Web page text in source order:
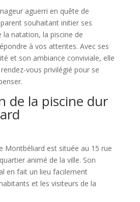
aguerri en quête de
souhaitant initier ses
la natation, la piscine de
à vos attentes. Avec ses
et son ambiance conviviale, elle
vous privilégié pour se
de la piscine dur
Montbéliard est située au 15 rue
animé de la ville. Son
en fait un lieu facilement
et les visiteurs de la